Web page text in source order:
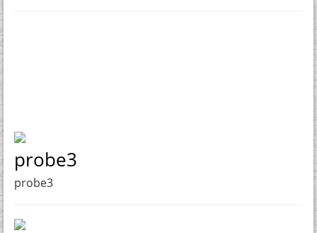
probe3
probe3